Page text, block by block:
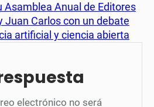
Asamblea Anual de Editores
Juan Carlos con un debate
artificial y ciencia abierta
electrónico no será